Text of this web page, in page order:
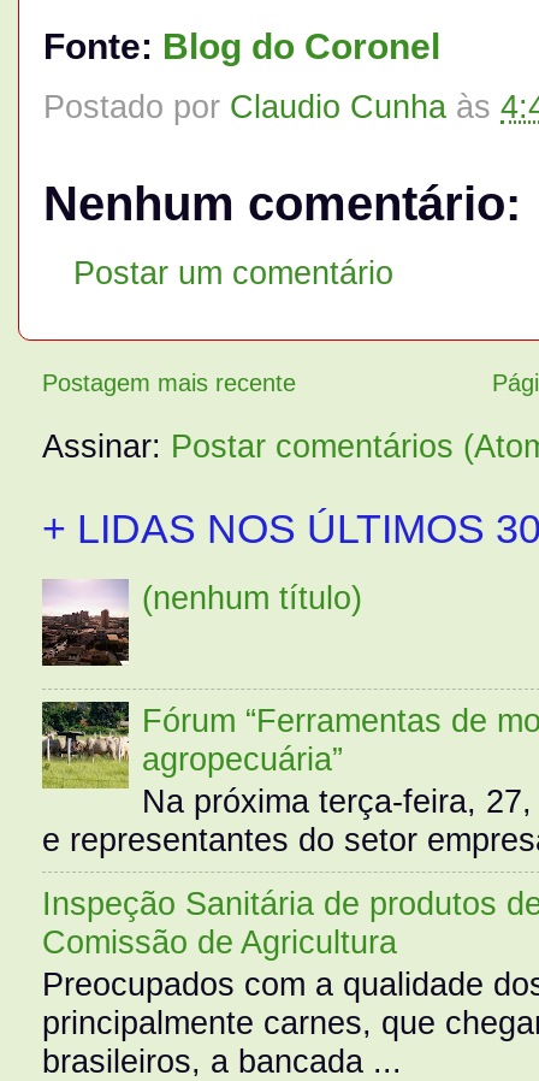
Fonte: Blog do Coronel
Postado por Claudio Cunha às
Nenhum comentário:
Postar um comentário
Postagem mais recente
Assinar: Postar comentários
+ LIDAS NOS ÚLTIMOS
(nenhum título)
Fórum “Ferramentas de
agropecuária”
Na próxima terça-feira,
e representantes do setor
Inspeção Sanitária de produtos
Comissão de Agricultura
Preocupados com a qualidade
principalmente carnes, que
brasileiros, a bancada ...